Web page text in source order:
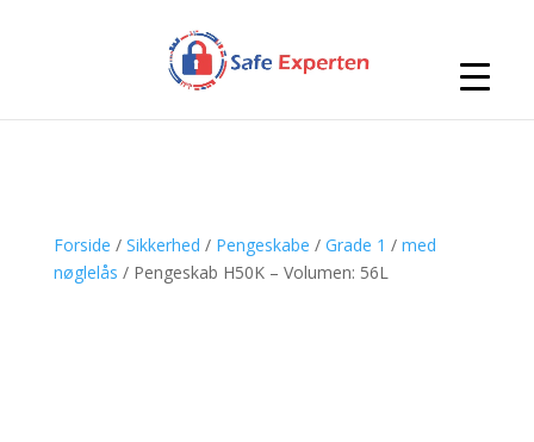
Forside / Sikkerhed / Pengeskabe / Grade 1 / med
nøglelås / Pengeskab H50K – Volumen: 56L